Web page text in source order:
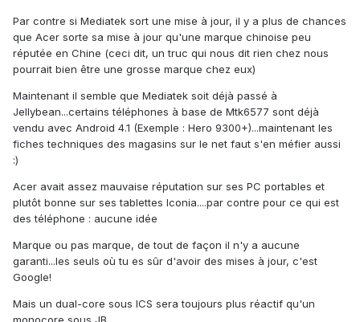
Par contre si Mediatek sort une mise à jour, il y a plus de chances
que Acer sorte sa mise à jour qu'une marque chinoise peu
réputée en Chine (ceci dit, un truc qui nous dit rien chez nous
pourrait bien être une grosse marque chez eux)
Maintenant il semble que Mediatek soit déjà passé à
Jellybean...certains téléphones à base de Mtk6577 sont déjà
vendu avec Android 4.1 (Exemple : Hero 9300+)...maintenant les
fiches techniques des magasins sur le net faut s'en méfier aussi
:)
Acer avait assez mauvaise réputation sur ses PC portables et
plutôt bonne sur ses tablettes Iconia....par contre pour ce qui est
des téléphone : aucune idée
Marque ou pas marque, de tout de façon il n'y a aucune
garanti...les seuls où tu es sûr d'avoir des mises à jour, c'est
Google!
Mais un dual-core sous ICS sera toujours plus réactif qu'un